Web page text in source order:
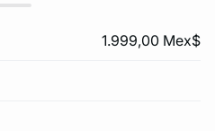
1.999,00 Mex$